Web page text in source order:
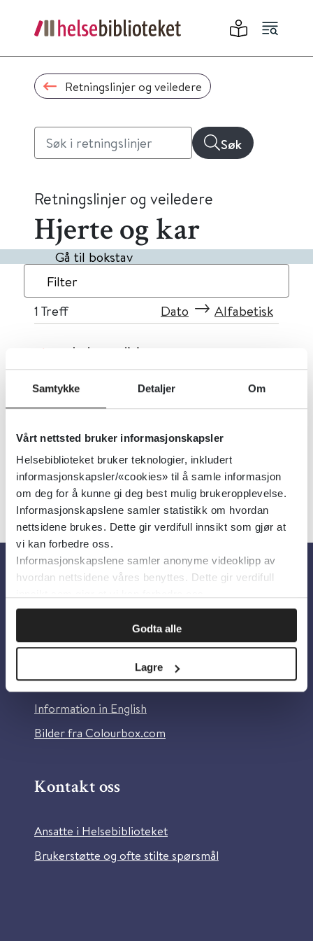
Samtykke Detaljer Om
Vårt nettsted bruker informasjonskapsler
Helsebiblioteket bruker teknologier, inkludert
informasjonskapsler/«cookies» til å samle informasjon
om deg for å kunne gi deg best mulig brukeropplevelse.
Informasjonskapslene samler statistikk om hvordan
nettsidene brukes. Dette gir verdifull innsikt som gjør at
vi kan forbedre oss.
Informasjonskapslene samler anonyme videoklipp av
hvordan nettsidene våres benyttes. Dette gir verdifull
Godta alle
Lagre
Retningslinjer og veiledere
Søk
Retningslinjer og veiledere
Hjerte og kar
Gå til bokstav
Filter
1 Treff Dato Alfabetisk
Indremedisin
Oslo Universitetssykehus
Om Helsebiblioteket
Personvern og informasjonskapsler
Tilgjengelighetserklæring
Information in English
Bilder fra Colourbox.com
Kontakt oss
Ansatte i Helsebiblioteket
Brukerstøtte og ofte stilte spørsmål